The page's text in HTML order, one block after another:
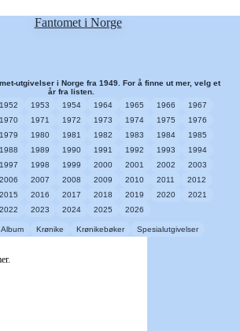
utgivelser i Norge fra 1949. For å finne ut mer, velg et
år fra listen.
1952 1953 1954 1964 1965 1966
1967
1970 1971 1972 1973 1974 1975
1976
1979 1980 1981 1982 1983 1984
1985
1988 1989 1990 1991 1992 1993
1994
1997 1998 1999 2000 2001 2002
2003
2006 2007 2008 2009 2010 2011
2012
2015 2016 2017 2018 2019 2020
2021
2022
2023 2024 2025 2026
Album Krønike Krønikebøker Spesialutgivelser